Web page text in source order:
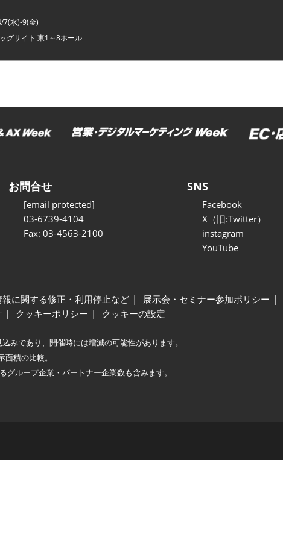
7(水)-9(金)
グサイト 東1～8ホール
お問合せ
[email protected]
03-6739-4104
Fax: 03-4563-2100
SNS
Facebook
X（旧:Twitter）
instagram
YouTube
に関する修正・利用停止など 展示会・セミナー参加ポリシー
クッキーポリシー クッキーの設定
みであり、開催時には増減の可能性があります。
積の比較。
ループ企業・パートナー企業数も含みます。